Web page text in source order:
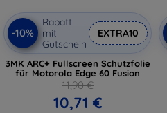
-10%
Rabatt
mit
Gutschein
EXTRA10
3MK ARC+ Fullscreen Schutzfolie
für Motorola Edge 60 Fusion
11,90 €
10,71 €